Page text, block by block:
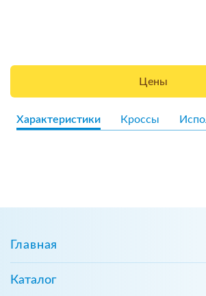
Цены
Характеристики Кроссы
Главная
Каталог